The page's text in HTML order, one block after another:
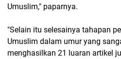
Umuslim," paparnya.
"Selain itu selesainya tahapan
Umuslim dalam umur yang
menghasilkan 21 luaran artikel